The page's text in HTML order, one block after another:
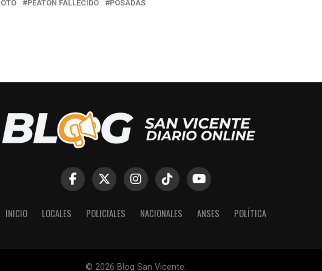
PEATÓN FALLECIDO POSADAS
INICIO LOCALES POLICIALES NACIONALES ANSES POLÍTICA
© 2026 Blog San Vicente.